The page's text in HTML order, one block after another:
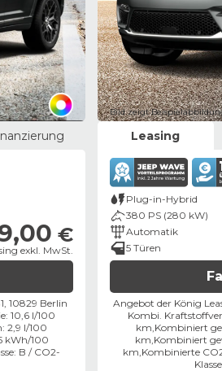
€
exkl. MwSt.
10829 Berlin
10,6 l/100
2,9 l/100
kWh/100
B / CO2-
Bild zeigt
Leasing
Plug-in-Hybrid
380 PS (280 kW)
Automatik
5 Türen
Angebot der König
Kombi.
km, Kombiniert
km, Kombiniert
km, Kombinierte